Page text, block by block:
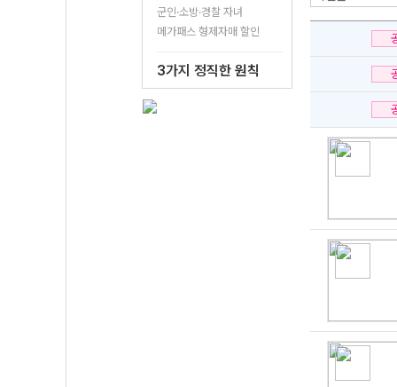
군인·소방·경찰 자녀
메가패스 형제자매 할인
3가지 정직한 원칙